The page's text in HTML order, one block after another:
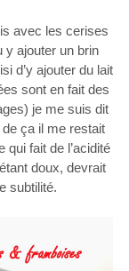
avec les cerises
y ajouter un brin
d’y ajouter du lait
sont en fait des
je me suis dit
ça il me restait
fait de l’acidité
doux, devrait
subtilité.